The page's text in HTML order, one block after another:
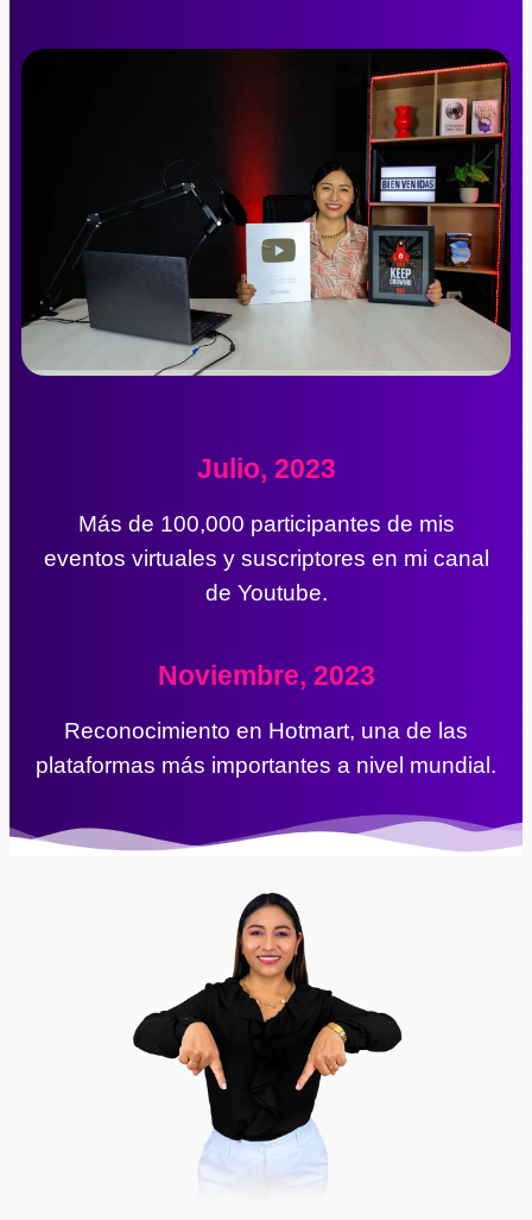
Julio, 2023
Más de 100,000 participantes de mis
eventos virtuales y suscriptores en mi canal
de Youtube.
Noviembre, 2023
Reconocimiento en Hotmart, una de las
plataformas más importantes a nivel mundial.